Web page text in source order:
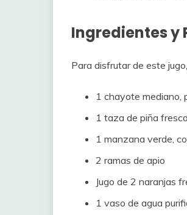
Ingredientes y
Para disfrutar de este
1 chayote mediano,
1 taza de piña
1 manzana verde,
2 ramas de apio
Jugo de 2 naranjas
1 vaso de agua